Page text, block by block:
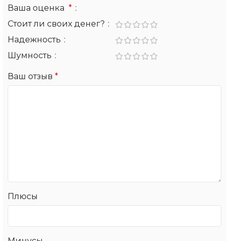
Ваша оценка *
Стоит ли своих денег?
Надежность
Шумность
Ваш отзыв *
Плюсы